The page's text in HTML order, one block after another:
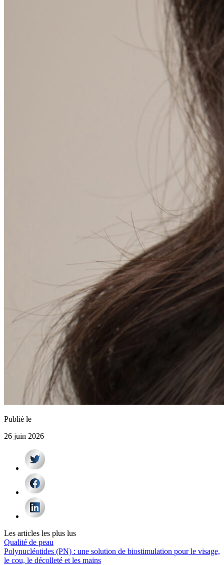
Publié le
26 juin 2026
Les articles les plus lus
Qualité de peau
Polynucléotides (PN) : une solution de biostimulation pour le visage,
le cou, le décolleté et les mains